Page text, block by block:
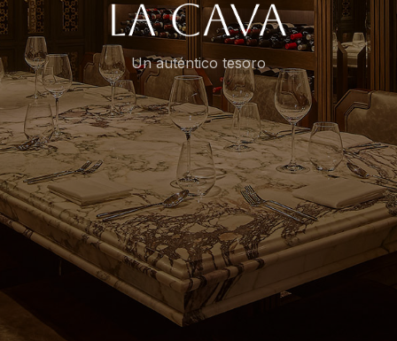
Un auténtico tesoro